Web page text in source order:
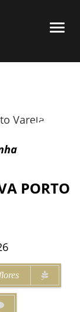
PORTO